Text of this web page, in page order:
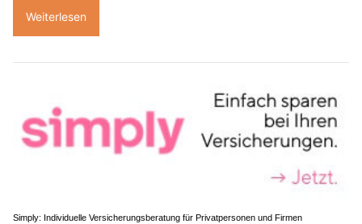
Weiterlesen
Simply: Individuelle Versicherungsberatung für Privatpersonen und Firmen